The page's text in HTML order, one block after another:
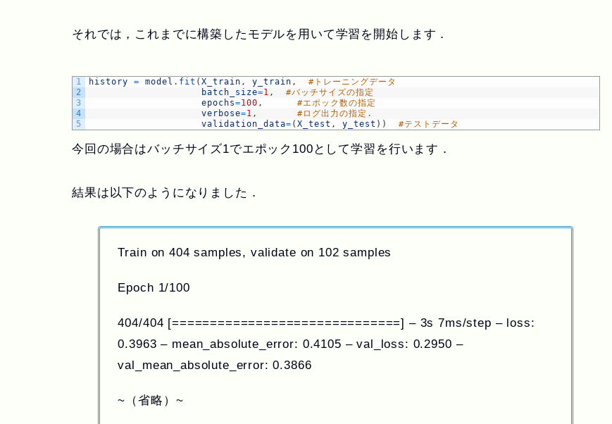
それでは，これまでに構築したモデルを用いて学習を開始します．
1
2
3
4
5
history = model . fit ( X_train , y_train ,
#トレーニングデータ
batch_size=1 ,
#バッチサイズの指定
epochs=100 ,
#エポック数の指定
verbose=1 ,
#ログ出力の指定.
validation_data= ( X_test , y_test ) ) #テストデータ
今回の場合はバッチサイズ1でエポック100として学習を行います．
結果は以下のようになりました．
Train on 404 samples, validate on 102 samples
Epoch 1/100
404/404 [==============================] – 3s 7ms/step – loss:
0.3963 – mean_absolute_error: 0.4105 – val_loss: 0.2950 –
val_mean_absolute_error: 0.3866
~（省略）~